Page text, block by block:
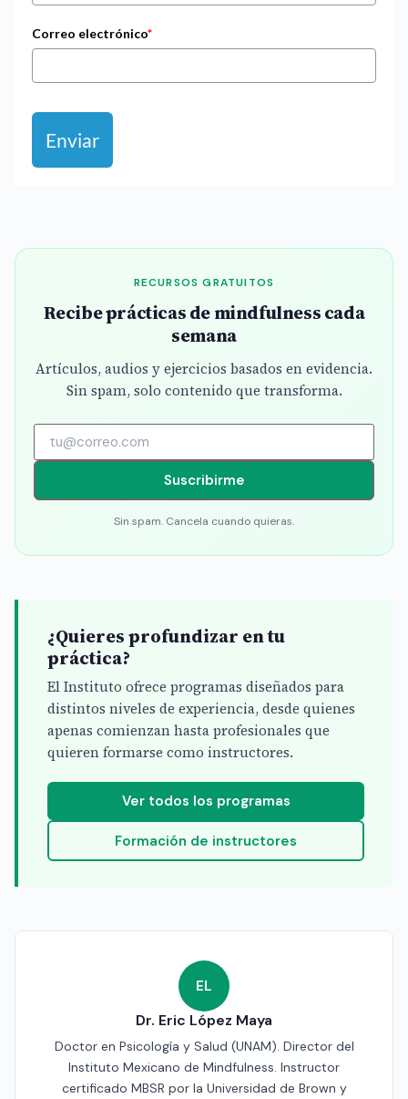
Correo electrónico*
Enviar
RECURSOS GRATUITOS
Recibe prácticas de mindfulness cada
semana
Artículos, audios y ejercicios basados en evidencia.
Sin spam, solo contenido que transforma.
Suscribirme
Sin spam. Cancela cuando quieras.
¿Quieres profundizar en tu
práctica?
El Instituto ofrece programas diseñados para
distintos niveles de experiencia, desde quienes
apenas comienzan hasta profesionales que
quieren formarse como instructores.
Ver todos los programas
Formación de instructores
EL
Dr. Eric López Maya
Doctor en Psicología y Salud (UNAM). Director del
Instituto Mexicano de Mindfulness. Instructor
certificado MBSR por la Universidad de Brown y